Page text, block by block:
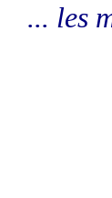
... les